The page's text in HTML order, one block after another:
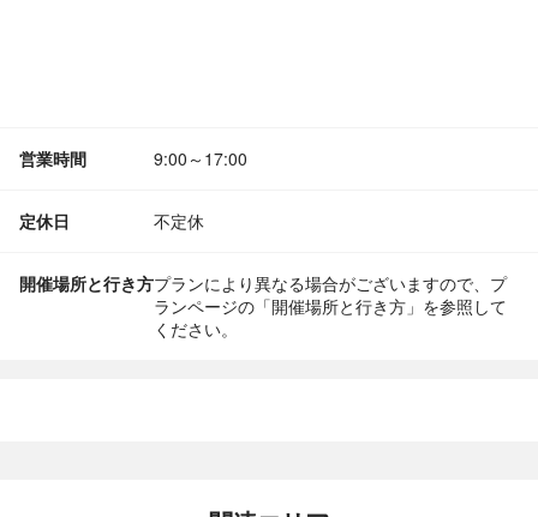
営業時間 9:00～17:00
定休日 不定休
開催場所と行き方プランにより異なる場合がございますので、プ
ランページの「開催場所と行き方」を参照して
ください。